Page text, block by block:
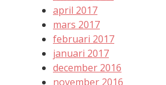
april 2017
mars 2017
februari 2017
januari 2017
december 2016
november 2016